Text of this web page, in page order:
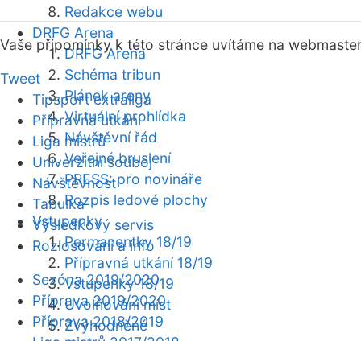
Redakce webu
DRFG Arena
DRFG Arena
Schéma tribun
Plánek areny
Virtuální prohlídka
Návštěvní řád
Veřejné bruslení
PRESS: pro novináře
Rozpis ledové plochy
Vstupenky
Permanentky 18/19
Přípravná utkání 18/19
Vstupenky 18/19
Uvolňování míst
Zvýhodněné
Vaše připomínky k této stránce uvítáme na webmaster
Tweet
Tipsport extraliga
Přípravná utkání
Liga mistrů
Univerzitní souboj
Návštěvnost
Tabulka
Výsledkový servis
Rozlosování a info
Sezóna 2019/2020
Příprava 2019/2020
Příprava 2018/2019